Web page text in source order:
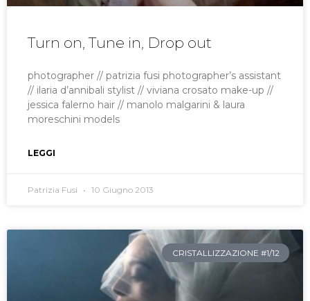
Turn on, Tune in, Drop out
photographer // patrizia fusi photographer’s assistant
// ilaria d’annibali stylist // viviana crosato make-up //
jessica falerno hair // manolo malgarini & laura
moreschini models
LEGGI
Patrizia Fusi 10 Giugno 2013
CRISTALLIZZAZIONE #1/12